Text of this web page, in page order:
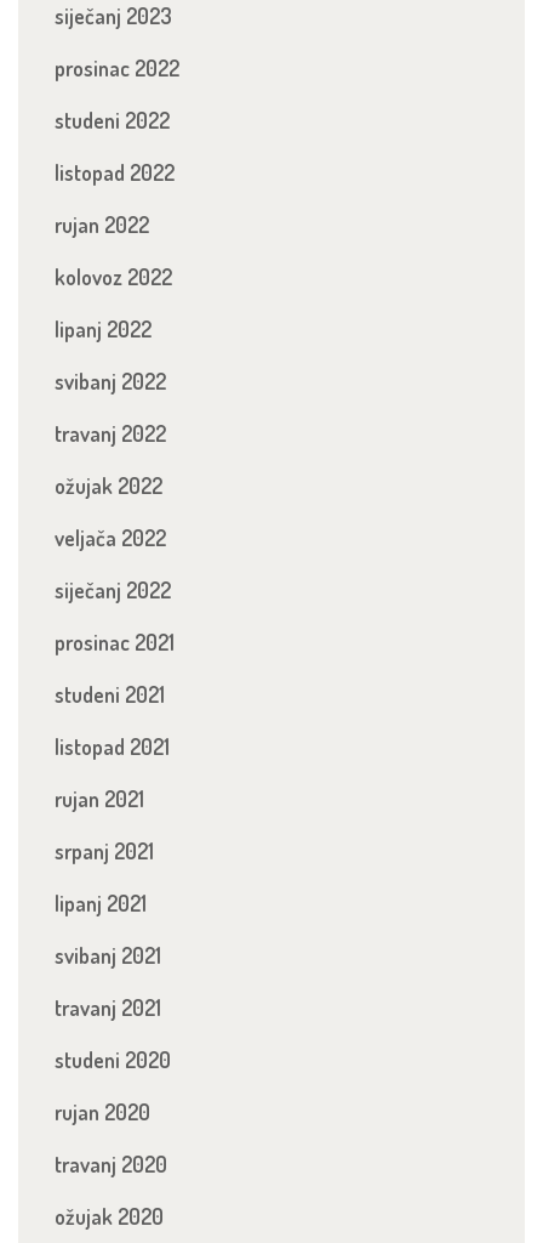
siječanj 2023
prosinac 2022
studeni 2022
listopad 2022
rujan 2022
kolovoz 2022
lipanj 2022
svibanj 2022
travanj 2022
ožujak 2022
veljača 2022
siječanj 2022
prosinac 2021
studeni 2021
listopad 2021
rujan 2021
srpanj 2021
lipanj 2021
svibanj 2021
travanj 2021
studeni 2020
rujan 2020
travanj 2020
ožujak 2020